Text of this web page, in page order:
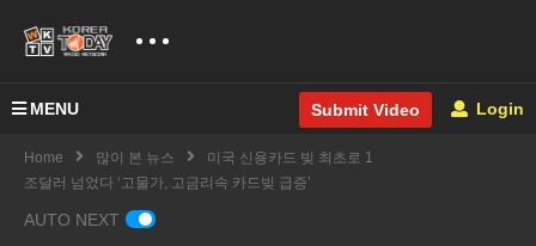
MENU Submit Video Login
Home 많이 본 뉴스
미국 신용카드 빚 최초로 1
조달러 넘었다 ‘고물가, 고금리속 카드빚 급증’
AUTO NEXT